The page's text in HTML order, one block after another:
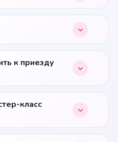
к приезду
класс